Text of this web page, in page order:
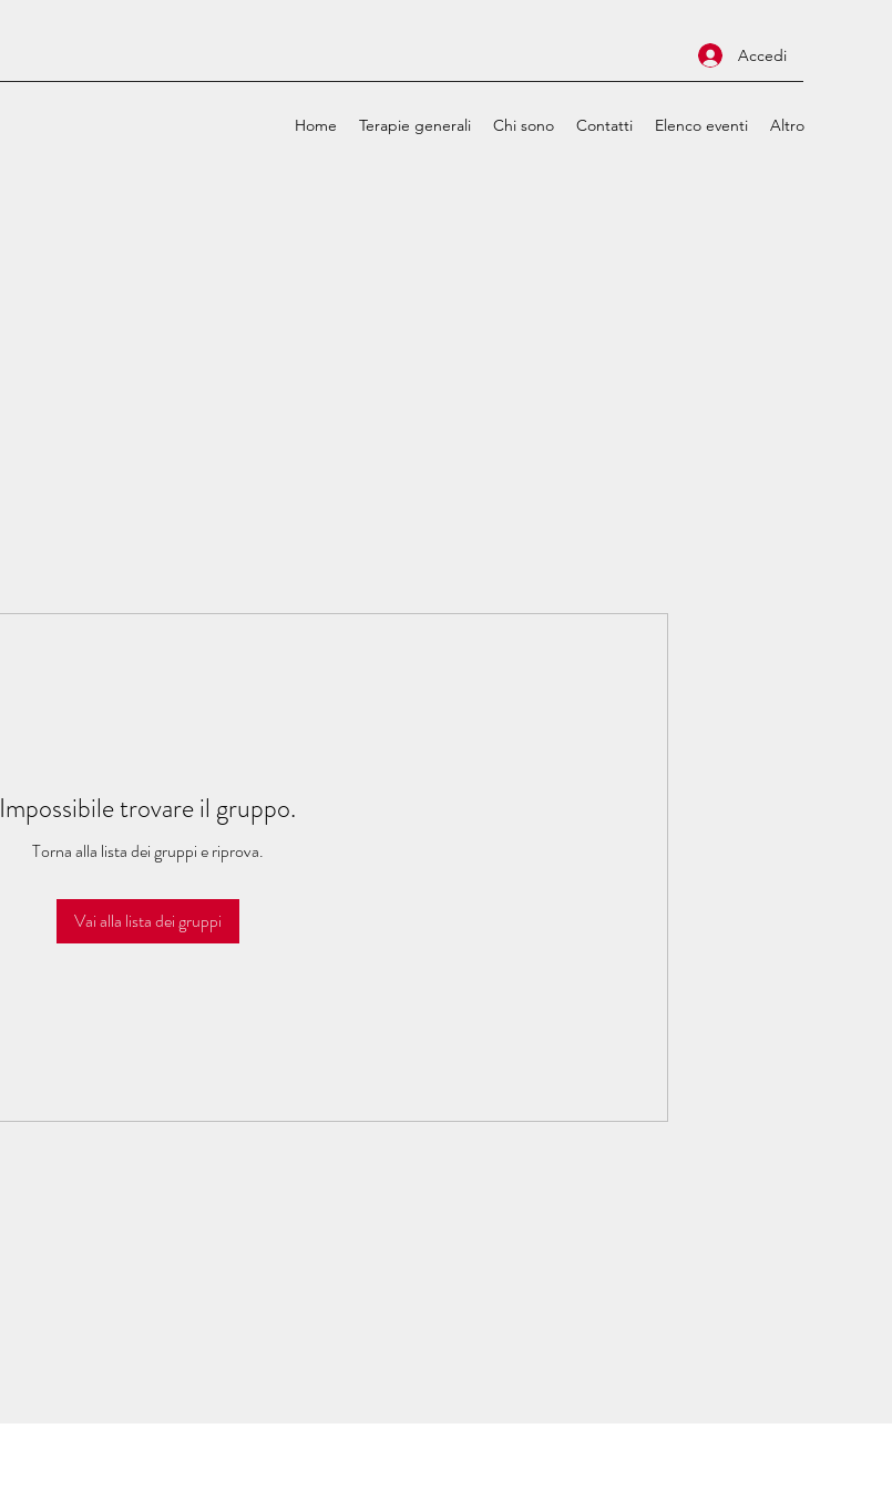
Accedi
Home Terapie generali Chi sono Contatti Elenco eventi Altro
Impossibile trovare il gruppo.
Torna alla lista dei gruppi e riprova.
Vai alla lista dei gruppi